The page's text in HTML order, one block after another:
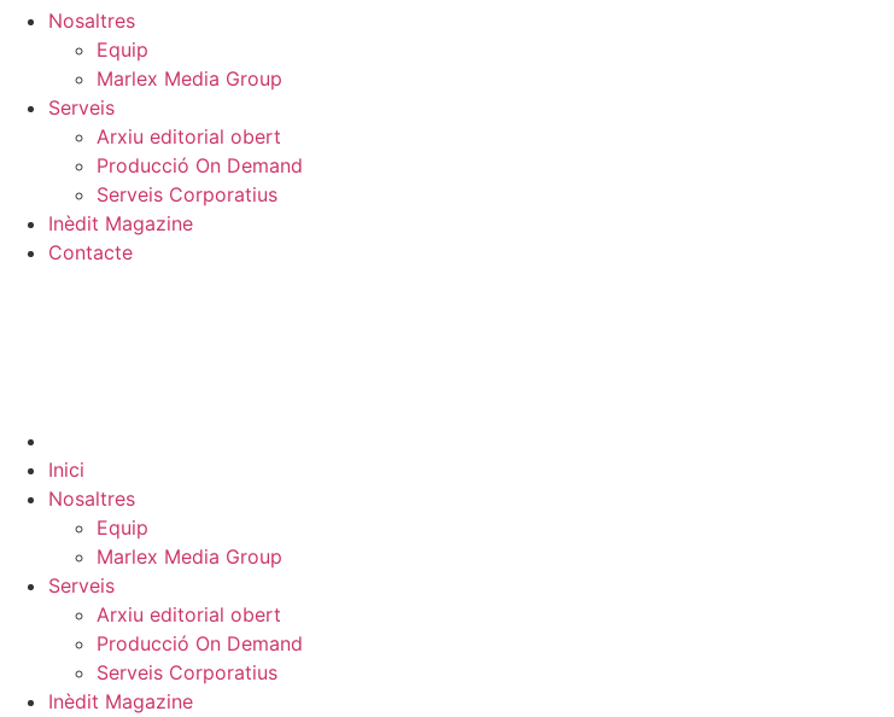
Nosaltres
Equip
Marlex Media Group
Serveis
Arxiu editorial obert
Producció On Demand
Serveis Corporatius
Inèdit Magazine
Contacte
Inici
Nosaltres
Equip
Marlex Media Group
Serveis
Arxiu editorial obert
Producció On Demand
Serveis Corporatius
Inèdit Magazine